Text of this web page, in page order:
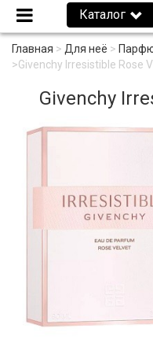
Каталог
Главная > Для неё >
>Givenchy Irresistible Rose
Givenchy